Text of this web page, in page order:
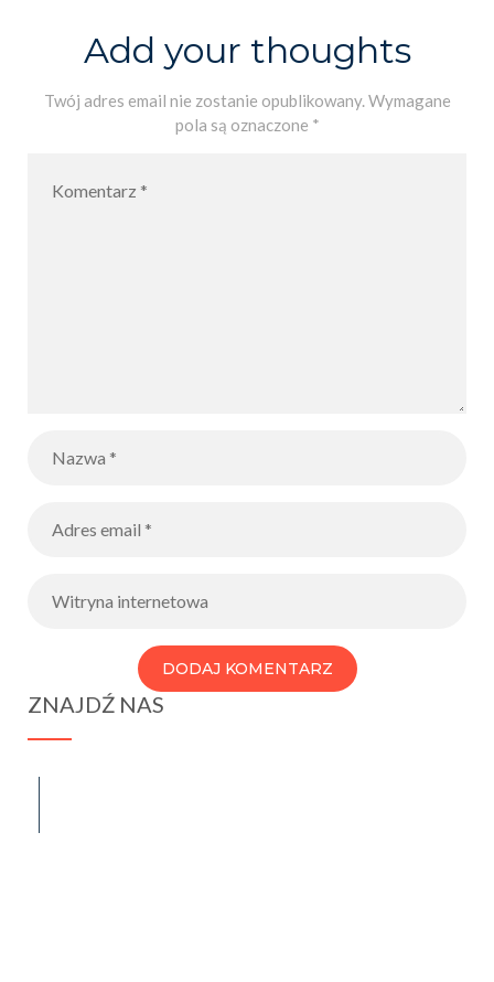
TYCE
I FIZYCE”
Add your thoughts
Twój adres email nie zostanie opublikowany. Wymagane
pola są oznaczone *
ZNAJDŹ NAS